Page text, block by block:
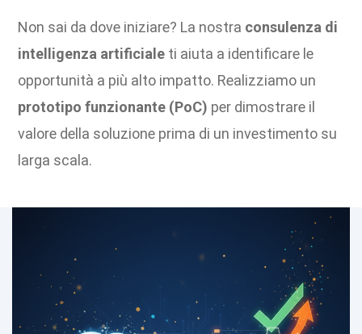
Non sai da dove iniziare? La nostra consulenza di
intelligenza artificiale ti aiuta a identificare le
opportunità a più alto impatto. Realizziamo un
prototipo funzionante (PoC) per dimostrare il
valore della soluzione prima di un investimento su
larga scala.